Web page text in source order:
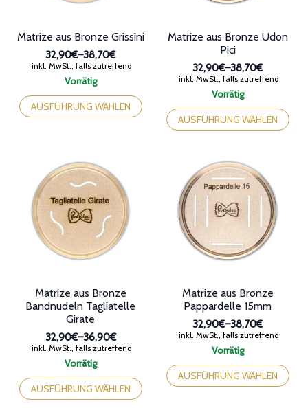
Vorrätig
Matrize aus Bronze Grissini
32,90€–38,70€
Preisspanne:
32,90€
bis
38,70€
inkl. MwSt., falls zutreffend
AUSFÜHRUNG WÄHLEN
Dieses
Produkt
weist
Optionen
können
der
Produktseite
gewählt
Vorrätig
Matrize aus Bronze Udon
Pici
32,90€–38,70€
Preisspanne:
32,90€
bis
38,70€
inkl. MwSt., falls zutreffend
AUSFÜHRUNG WÄHLEN
Dieses
Produkt
weist
Optionen
können
auf
Produktseite
Vorrätig
Matrize aus Bronze
Bandnudeln Tagliatelle
Girate
32,90€–36,90€
Preisspanne:
32,90€
bis
36,90€
inkl. MwSt., falls zutreffend
AUSFÜHRUNG WÄHLEN
Produkt
weist
Vorrätig
Matrize aus Bronze
Pappardelle 15mm
32,90€–38,70€
Preisspanne:
32,90€
bis
38,70€
inkl. MwSt., falls zutreffend
AUSFÜHRUNG WÄHLEN
Produkt
weist